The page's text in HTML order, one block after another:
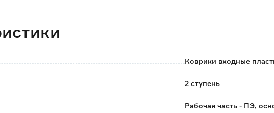
как внутри, так и снаружи помещения.
Коврики входные
2 ступень
Рабочая часть - ПЭ,